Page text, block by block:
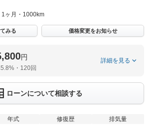
1ヶ月・1000km
みる 価格変更をお知らせ
円
・120回
詳細を見る
ローンについて相談する
年式 修復歴 排気量